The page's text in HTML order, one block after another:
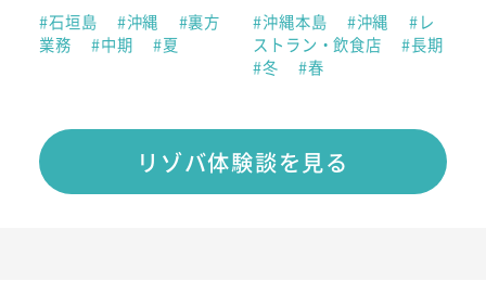
#石垣島 #沖縄
#裏方
業務
#中期 #夏
#沖縄本島 #沖縄
#レ
ストラン・飲食店
#長期
#冬
#春
リゾバ体験談を見る